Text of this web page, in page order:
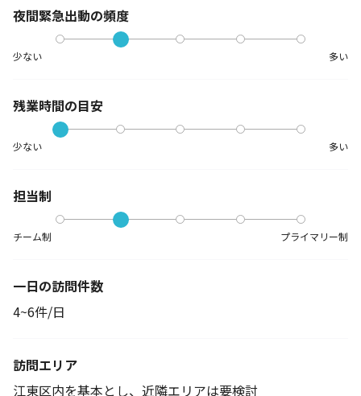
夜間緊急出動の頻度
少ない 多い
残業時間の目安
少ない 多い
担当制
チーム制 プライマリー制
一日の訪問件数
4~6件/日
訪問エリア
江東区内を基本とし、近隣エリアは要検討